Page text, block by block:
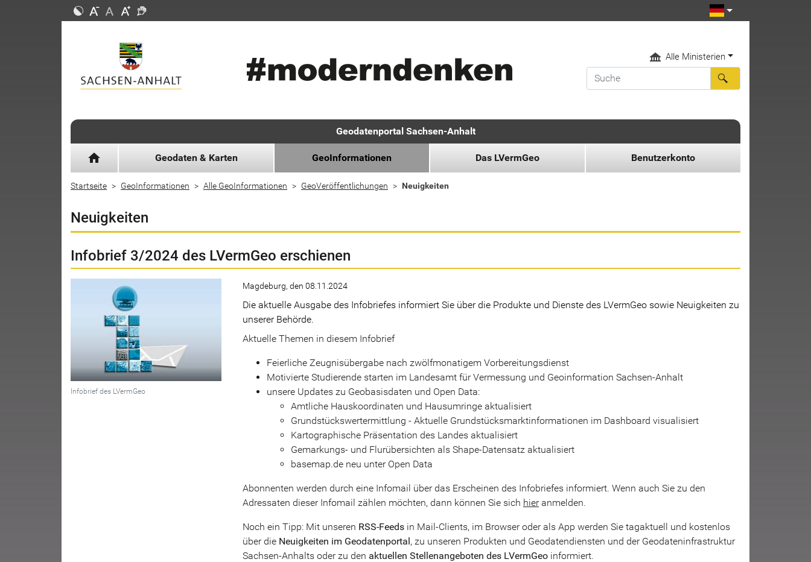
Alle Ministerien
Geodatenportal Sachsen-Anhalt
home Geodaten & Karten GeoInformationen Das LVermGeo Benutzerkonto
Startseite GeoInformationen Alle GeoInformationen GeoVeröffentlichungen Neuigkeiten
Neuigkeiten
Infobrief 3/2024 des LVermGeo erschienen
Magdeburg, den 08.11.2024
Die aktuelle Ausgabe des Infobriefes informiert Sie über die Produkte und Dienste des LVermGeo sowie Neuigkeiten zu
unserer Behörde.
Aktuelle Themen in diesem Infobrief
Feierliche Zeugnisübergabe nach zwölfmonatigem Vorbereitungsdienst
Motivierte Studierende starten im Landesamt für Vermessung und Geoinformation Sachsen-Anhalt
unsere Updates zu Geobasisdaten und Open Data:
Amtliche Hauskoordinaten und Hausumringe aktualisiert
Grundstückswertermittlung - Aktuelle Grundstücksmarktinformationen im Dashboard visualisiert
Kartographische Präsentation des Landes aktualisiert
Gemarkungs- und Flurübersichten als Shape-Datensatz aktualisiert
basemap.de neu unter Open Data
Abonnenten werden durch eine Infomail über das Erscheinen des Infobriefes informiert. Wenn auch Sie zu den
Adressaten dieser Infomail zählen möchten, dann können Sie sich hieranmelden.
Noch ein Tipp: Mit unseren RSS-Feeds in Mail-Clients, im Browser oder als App werden Sie tagaktuell und kostenlos
über die Neuigkeiten im Geodatenportal, zu unseren Produkten und Geodatendiensten und der Geodateninfrastruktur
Sachsen-Anhalts oder zu den aktuellen Stellenangeboten des LVermGeo informiert.
Infobrief des LVermGeo